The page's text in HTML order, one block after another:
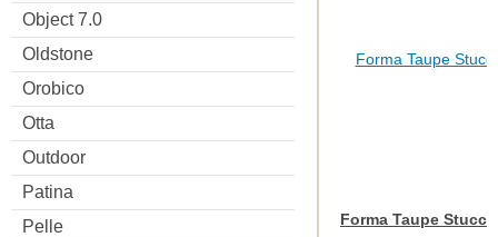
Object 7.0
Oldstone
Orobico
Otta
Outdoor
Patina
Pelle
Forma Taupe